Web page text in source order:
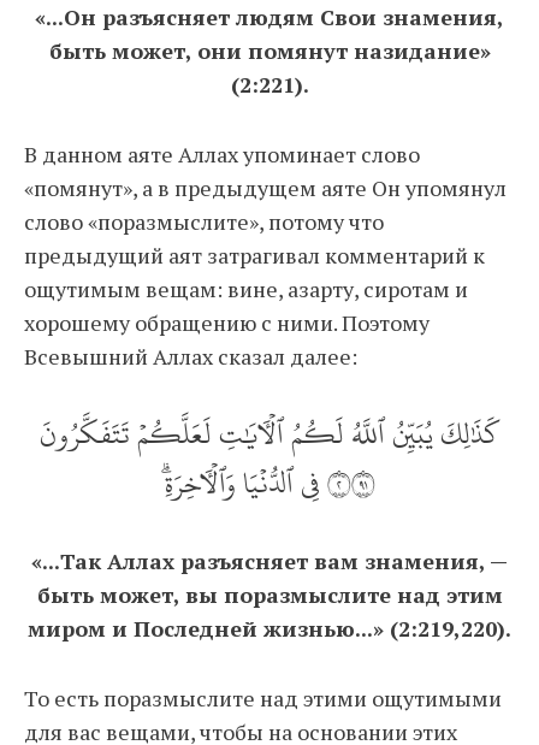
«...Он разъясняет людям Свои знамения,
быть может, они помянут назидание»
(2:221).
В данном аяте Аллах упоминает слово
«помянут», а в предыдущем аяте Он упомянул
слово «поразмыслите», потому что
предыдущий аят затрагивал комментарий к
ощутимым вещам: вине, азарту, сиротам и
хорошему обращению с ними. Поэтому
Всевышний Аллах сказал далее:
كَذَٰلِكَ يُبَيِّنُ ٱللَّهُ لَكُمُ ٱلۡأٓيَٰتِ لَعَلَّكُمۡ تَتَفَكَّرُونَ
٢١٩ فِي ٱلدُّنۡيَا وَٱلۡأٓخِرَةِۗ
«...Так Аллах разъясняет вам знамения, —
быть может, вы поразмыслите над этим
миром и Последней жизнью...» (2:219,220).
То есть поразмыслите над этими ощутимыми
для вас вещами, чтобы на основании этих